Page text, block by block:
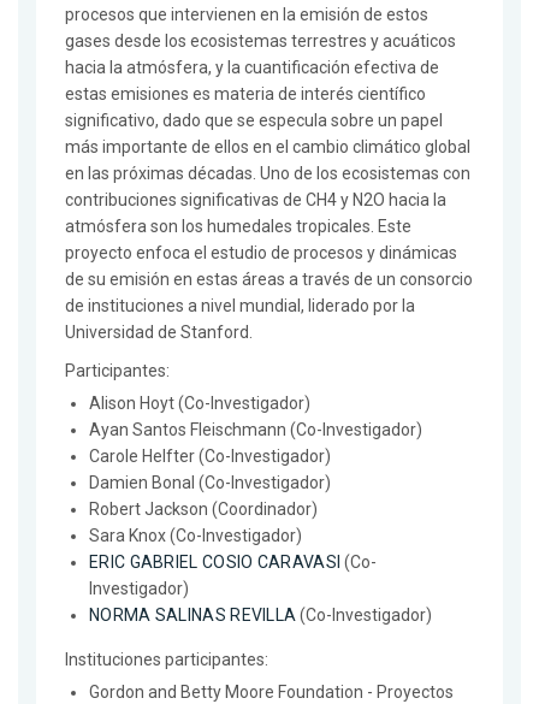
procesos que intervienen en la emisión de estos
gases desde los ecosistemas terrestres y acuáticos
hacia la atmósfera, y la cuantificación efectiva de
estas emisiones es materia de interés científico
significativo, dado que se especula sobre un papel
más importante de ellos en el cambio climático global
en las próximas décadas. Uno de los ecosistemas con
contribuciones significativas de CH4 y N2O hacia la
atmósfera son los humedales tropicales. Este
proyecto enfoca el estudio de procesos y dinámicas
de su emisión en estas áreas a través de un consorcio
de instituciones a nivel mundial, liderado por la
Universidad de Stanford.
Participantes:
Alison Hoyt (Co-Investigador)
Ayan Santos Fleischmann (Co-Investigador)
Carole Helfter (Co-Investigador)
Damien Bonal (Co-Investigador)
Robert Jackson (Coordinador)
Sara Knox (Co-Investigador)
ERIC GABRIEL COSIO CARAVASI (Co-
Investigador)
NORMA SALINAS REVILLA(Co-Investigador)
Instituciones participantes:
Gordon and Betty Moore Foundation - Proyectos